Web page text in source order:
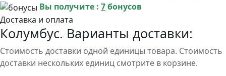
Вы получите : 7бонусов
Доставка и оплата
Колумбус. Варианты доставки:
Стоимость доставки одной единицы товара. Стоимость
доставки нескольких единиц смотрите в корзине.